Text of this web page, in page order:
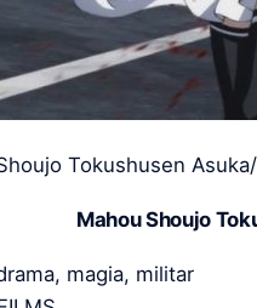
Tokushusen Asuka/
Mahou Shoujo
magia, militar